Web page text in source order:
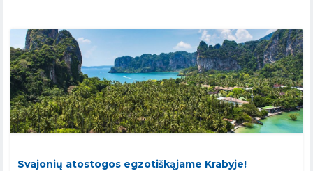
Svajonių atostogos egzotiškąjame Krabyje!